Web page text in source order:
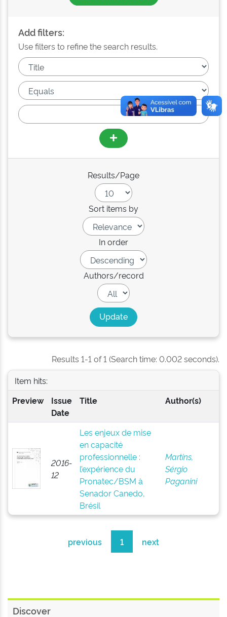
Add filters:
Use filters to refine the search results.
Results/Page
Sort items by
In order
Authors/record
Results 1-1 of 1 (Search time: 0.002 seconds).
Item hits:
Preview
Issue
Date
Title Author(s)
2016-
12
Les enjeux de mise
en capacité
professionnelle :
l’expérience du
Pronatec/BSM à
Senador Canedo,
Brésil
Martins,
Sérgio
Paganini
previous 1 next
Discover